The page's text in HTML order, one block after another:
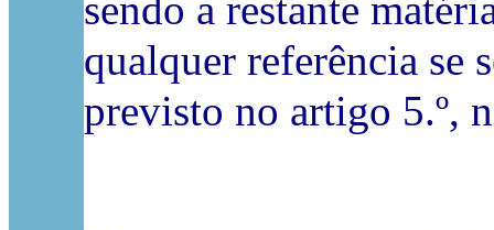
sendo a restante
qualquer referência se
previsto no artigo 5.º,